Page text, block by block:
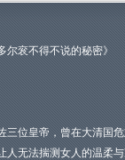
尔衮不得不说的秘密》
三位皇帝，曾在大清国
人无法揣测女人的温柔